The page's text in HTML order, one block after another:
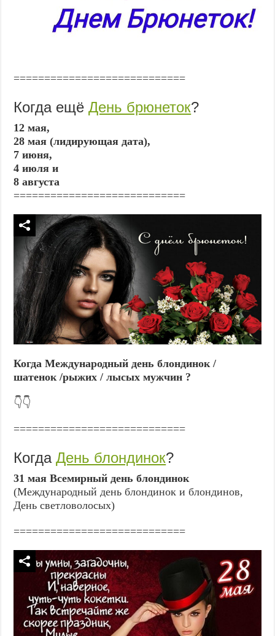
============================
Когда ещёДень брюнеток?
12 мая,
28 мая (лидирующая дата),
7 июня,
4 июля и
8 августа
============================
Когда Международный день блондинок /
шатенок /рыжих / лысых мужчин ?
👇👇
============================
КогдаДень блондинок?
31 мая Всемирный день блондинок
(Международный день блондинок и блондинов,
День светловолосых)
============================